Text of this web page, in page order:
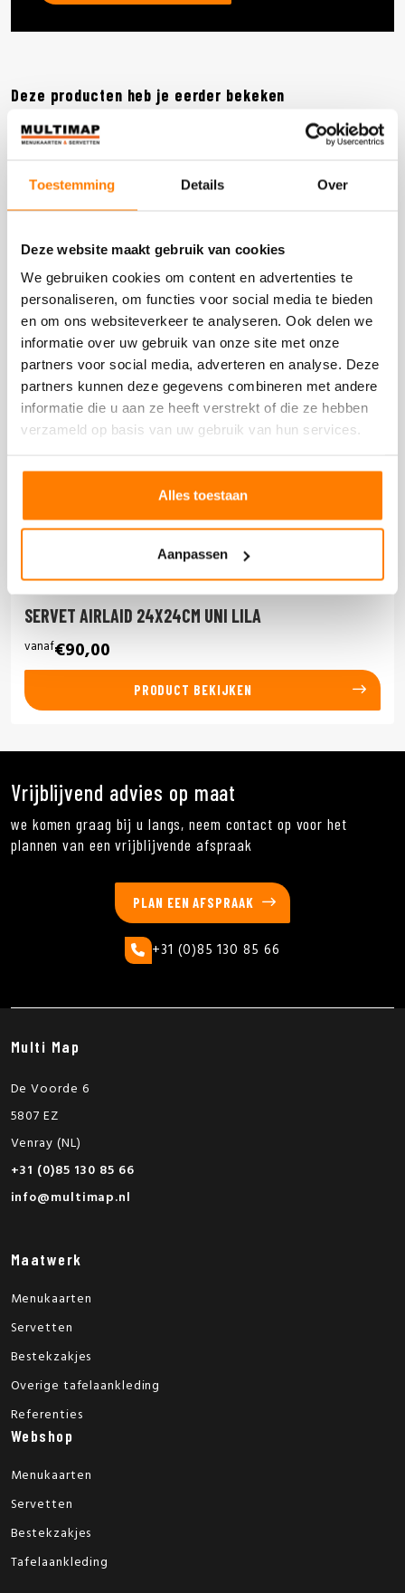
Toestemming Details Over
Deze website maakt gebruik van cookies
We gebruiken cookies om content en advertenties te
personaliseren, om functies voor social media te bieden
en om ons websiteverkeer te analyseren. Ook delen we
informatie over uw gebruik van onze site met onze
partners voor social media, adverteren en analyse. Deze
partners kunnen deze gegevens combineren met andere
informatie die u aan ze heeft verstrekt of die ze hebben
verzameld op basis van uw gebruik van hun services.
Alles toestaan
Aanpassen
Deze producten heb je eerder bekeken
DOOS 1.200 STUKS
SERVET AIRLAID 24X24CM UNI LILA
vanaf€90,00
PRODUCT BEKIJKEN
Vrijblijvend advies op maat
we komen graag bij u langs, neem contact op voor het
plannen van een vrijblijvende afspraak
PLAN EEN AFSPRAAK
+31 (0)85 130 85 66
Multi Map
De Voorde 6
5807 EZ
Venray (NL)
+31 (0)85 130 85 66
info@multimap.nl
Maatwerk
Menukaarten
Servetten
Bestekzakjes
Overige tafelaankleding
Referenties
Webshop
Menukaarten
Servetten
Bestekzakjes
Tafelaankleding